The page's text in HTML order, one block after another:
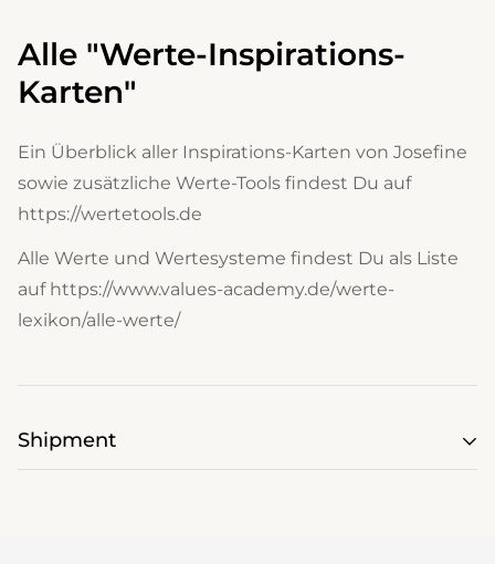
Alle "Werte-Inspirations-
Karten"
Ein Überblick aller Inspirations-Karten von Josefine
sowie zusätzliche Werte-Tools findest Du auf
https://wertetools.de
Alle Werte und Wertesysteme findest Du als Liste
auf https://www.values-academy.de/werte-
lexikon/alle-werte/
Shipment